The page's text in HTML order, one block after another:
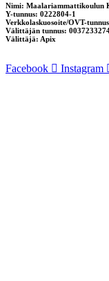
Nimi: Maalariammattikoulun
Y-tunnus: 0222804-1
Verkkolaskuosoite/OVT-
Välittäjän tunnus:
Välittäjä: Apix
Facebook Instagram